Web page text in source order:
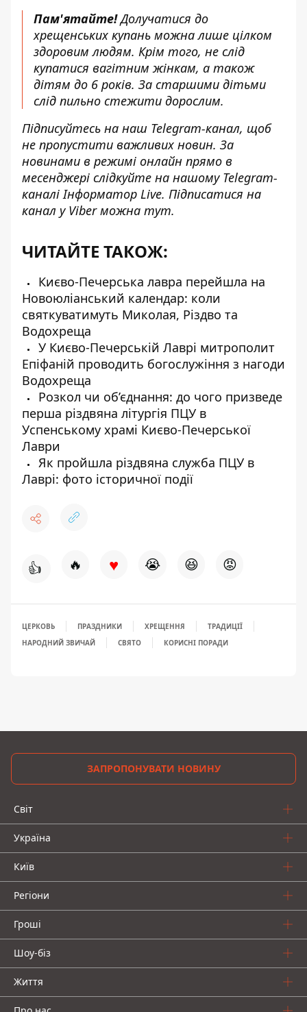
Пам'ятайте!Долучатися до
хрещенських купань можна лише цілком
здоровим людям. Крім того, не слід
купатися вагітним жінкам, а також
дітям до 6 років. За старшими дітьми
слід пильно стежити дорослим.
Підписуйтесь на наш Telegram-канал, щоб
не пропустити важливих новин. За
новинами в режимі онлайн прямо в
месенджері слідкуйте на нашому Telegram-
каналіІнформатор Live. Підписатися на
канал у Viber можна тут.
ЧИТАЙТЕ ТАКОЖ:
Києво-Печерська лавра перейшла на
Новоюліанський календар: коли
святкуватимуть Миколая, Різдво та
Водохреща
У Києво-Печерській Лаврі митрополит
Епіфаній проводить богослужіння з нагоди
Водохреща
Розкол чи об’єднання: до чого призведе
перша різдвяна літургія ПЦУ в
Успенському храмі Києво-Печерської
Лаври
Як пройшла різдвяна служба ПЦУ в
Лаврі: фото історичної події
👍 🔥 ♥ 😭 😆 😡
ЦЕРКОВЬ ПРАЗДНИКИ ХРЕЩЕННЯ
ТРАДИЦІЇ
НАРОДНИЙ ЗВИЧАЙ
СВЯТО КОРИСНІ ПОРАДИ
ЗАПРОПОНУВАТИ НОВИНУ
Світ
Україна
Київ
Регіони
Гроші
Шоу-біз
Життя